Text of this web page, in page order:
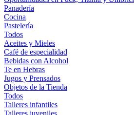
Panadería
Cocina
Pastelería
Todos
Aceites y Mieles
Café de especialidad
Bebidas con Alcohol
Te en Hebras
Jugos y Prensados
Objetos de la Tienda
Todos
Talleres infantiles
Talleres juveniles